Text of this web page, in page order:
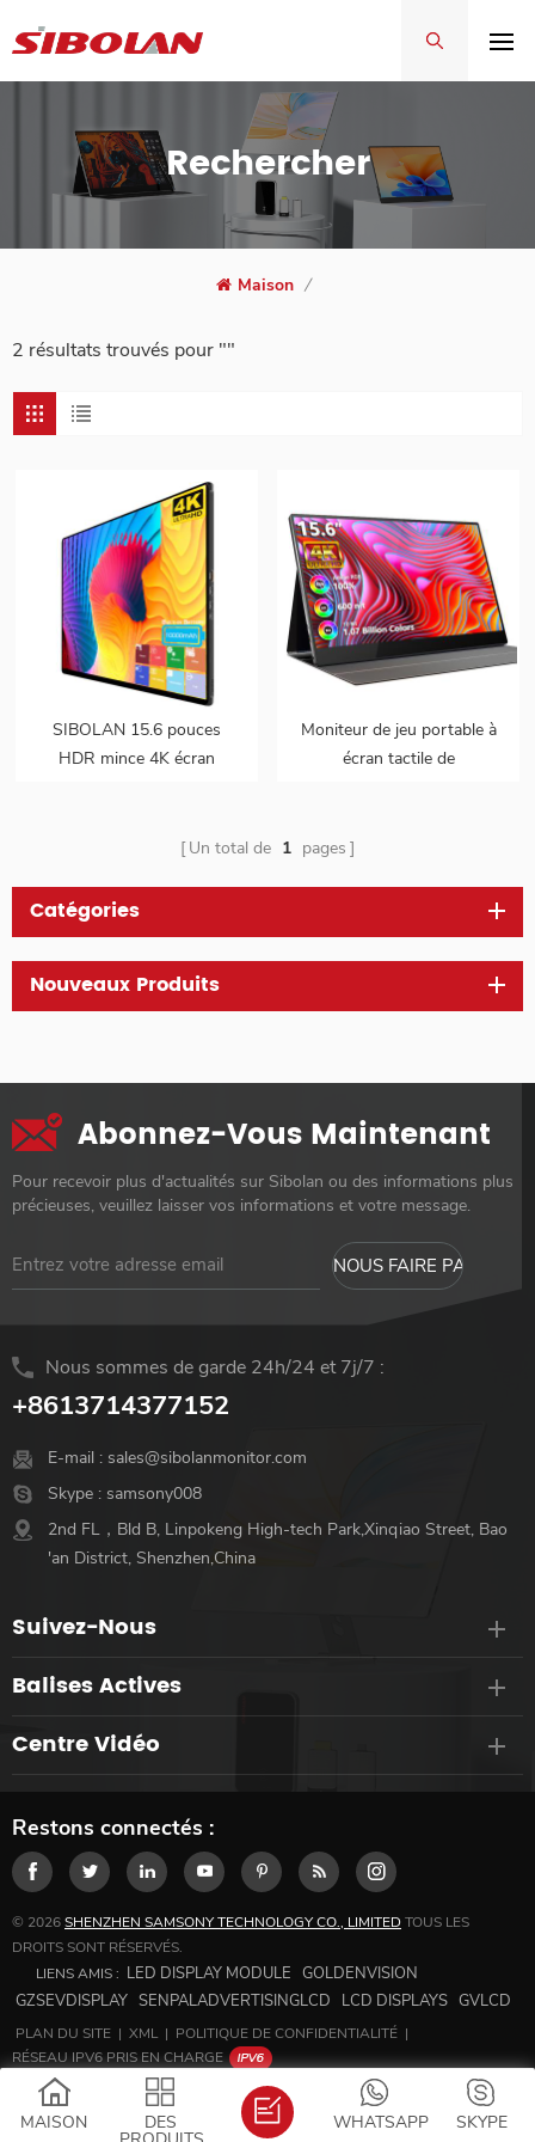
Rechercher
Maison /
2 résultats trouvés pour ""
SIBOLAN 15.6 pouces
HDR mince 4K écran
Moniteur de jeu portable à
écran tactile de
Un total de 1 pages
Catégories
Nouveaux Produits
Abonnez-Vous Maintenant
Pour recevoir plus d'actualités sur Sibolan ou des informations plus
précieuses, veuillez laisser vos informations et votre message.
Nous sommes de garde 24h/24 et 7j/7 :
+8613714377152
E-mail : sales@sibolanmonitor.com
Skype : samsony008
2nd FL，Bld B, Linpokeng High-tech Park,Xinqiao Street, Bao
'an District, Shenzhen,China
Suivez-Nous
Balises Actives
Centre Vidéo
Restons connectés :
© 2026SHENZHEN SAMSONY TECHNOLOGY CO., LIMITED TOUS LES
DROITS SONT RÉSERVÉS.
LIENS AMIS : LED DISPLAY MODULE GOLDENVISION
GZSEVDISPLAY SENPALADVERTISINGLCD LCD DISPLAYS GVLCD
PLAN DU SITE | XML | POLITIQUE DE CONFIDENTIALITÉ |
RÉSEAU IPV6 PRIS EN CHARGE
MAISON DES SKYPE
WHATSAPP